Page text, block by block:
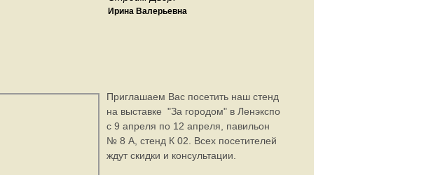
Ирина Валерьевна
Приглашаем Вас посетить наш стенд
на выставке "За городом" в Ленэкспо
с 9 апреля по 12 апреля, павильон
№ 8 А, стенд К 02. Всех посетителей
ждут скидки и консультации.